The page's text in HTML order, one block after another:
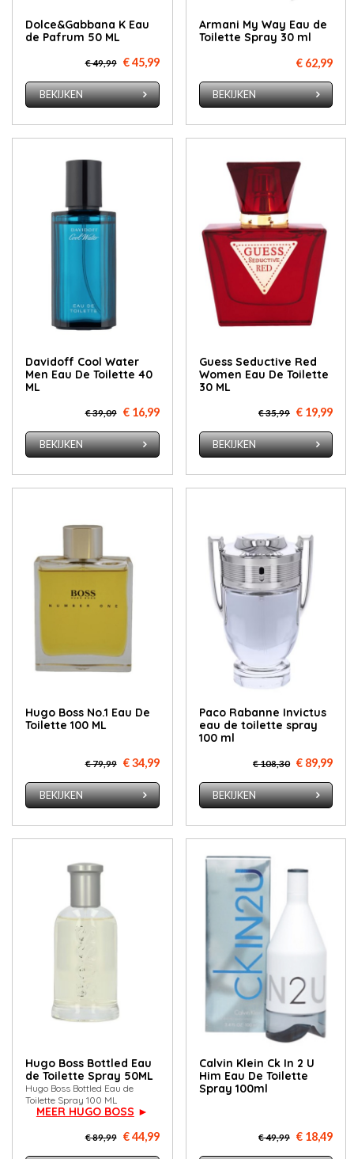
Dolce&Gabbana K Eau
de Pafrum 50 ML
€ 49,99 € 45,99
BEKIJKEN
Armani My Way Eau de
Toilette Spray 30 ml
€ 62,99
BEKIJKEN
Davidoff Cool Water
Men Eau De Toilette 40
ML
€ 39,09 € 16,99
BEKIJKEN
Guess Seductive Red
Women Eau De Toilette
30 ML
€ 35,99 € 19,99
BEKIJKEN
Hugo Boss No.1 Eau De
Toilette 100 ML
€ 79,99 € 34,99
BEKIJKEN
Paco Rabanne Invictus
eau de toilette spray
100 ml
€ 108,30 € 89,99
BEKIJKEN
Hugo Boss Bottled Eau
de Toilette Spray 50ML
Hugo Boss Bottled Eau de
Toilette Spray 100 ML
MEER HUGO BOSS ►
€ 89,99 € 44,99
Calvin Klein Ck In 2 U
Him Eau De Toilette
Spray 100ml
€ 49,99 € 18,49